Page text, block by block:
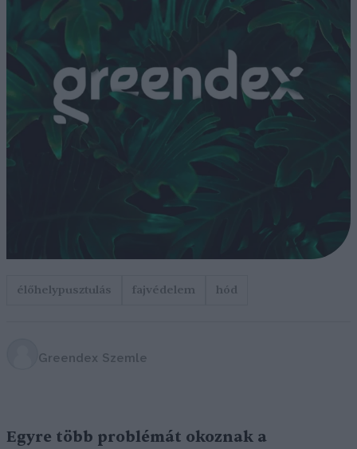
élőhelypusztulás fajvédelem hód
Greendex Szemle
Egyre több problémát okoznak a